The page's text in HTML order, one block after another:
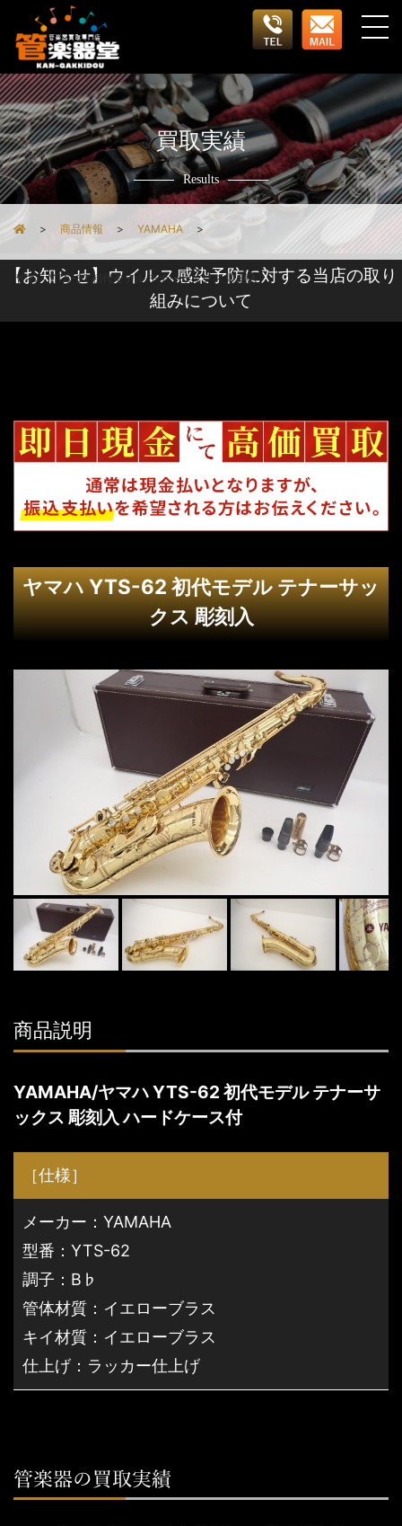
商品情報 YAMAHA
ヤマハ YTS-62 初代モデル テナーサックス 彫刻入
買取実績
Results
【お知らせ】ウイルス感染予防に対する当店の取り
組みについて
ヤマハ YTS-62 初代モデル テナーサッ
クス 彫刻入
商品説明
YAMAHA/ヤマハ YTS-62 初代モデル テナーサ
ックス 彫刻入 ハードケース付
［仕様］
メーカー：YAMAHA
型番：YTS-62
調子：B♭
管体材質：イエローブラス
キイ材質：イエローブラス
仕上げ：ラッカー仕上げ